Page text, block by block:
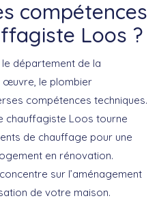
compétences
Loos ?
département de la
œuvre, le plombier
compétences techniques.
chauffagiste Loos tourne
de chauffage pour une
en rénovation.
sur l’aménagement
de votre maison.